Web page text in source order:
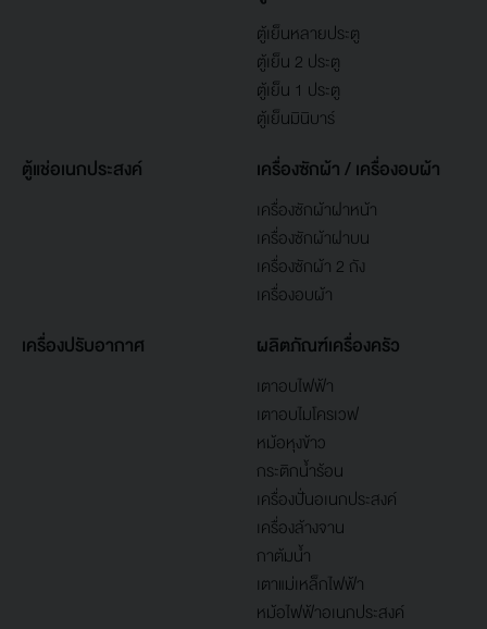
ตู้เย็นหลายประตู
ตู้เย็น 2 ประตู
ตู้เย็น 1 ประตู
ตู้เย็นมินิบาร์
ตู้แช่อเนกประสงค์ เครื่องซักผ้า / เครื่องอบผ้า
เครื่องซักผ้าฝาหน้า
เครื่องซักผ้าฝาบน
เครื่องซักผ้า 2 ถัง
เครื่องอบผ้า
เครื่องปรับอากาศ ผลิตภัณฑ์เครื่องครัว
เตาอบไฟฟ้า
เตาอบไมโครเวฟ
หม้อหุงข้าว
กระติกน้ำร้อน
เครื่องปั่นอเนกประสงค์
เครื่องล้างจาน
กาต้มน้ำ
เตาแม่เหล็กไฟฟ้า
หม้อไฟฟ้าอเนกประสงค์